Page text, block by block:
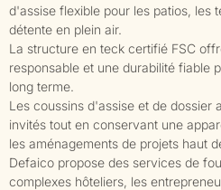
d'assise flexible pour les patios, les
détente en plein air.
La structure en teck certifié FSC
responsable et une durabilité fiable
long terme.
Les coussins d'assise et de dossier
invités tout en conservant une
les aménagements de projets haut
Defaico propose des services de
complexes hôteliers, les